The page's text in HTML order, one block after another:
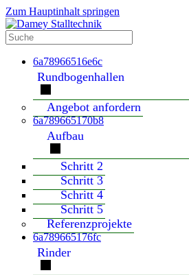
Zum Hauptinhalt springen
6a78966516e6c
Rundbogenhallen
Angebot anfordern
6a789665170b8
Aufbau
Schritt 2
Schritt 3
Schritt 4
Schritt 5
Referenzprojekte
6a789665176fc
Rinder